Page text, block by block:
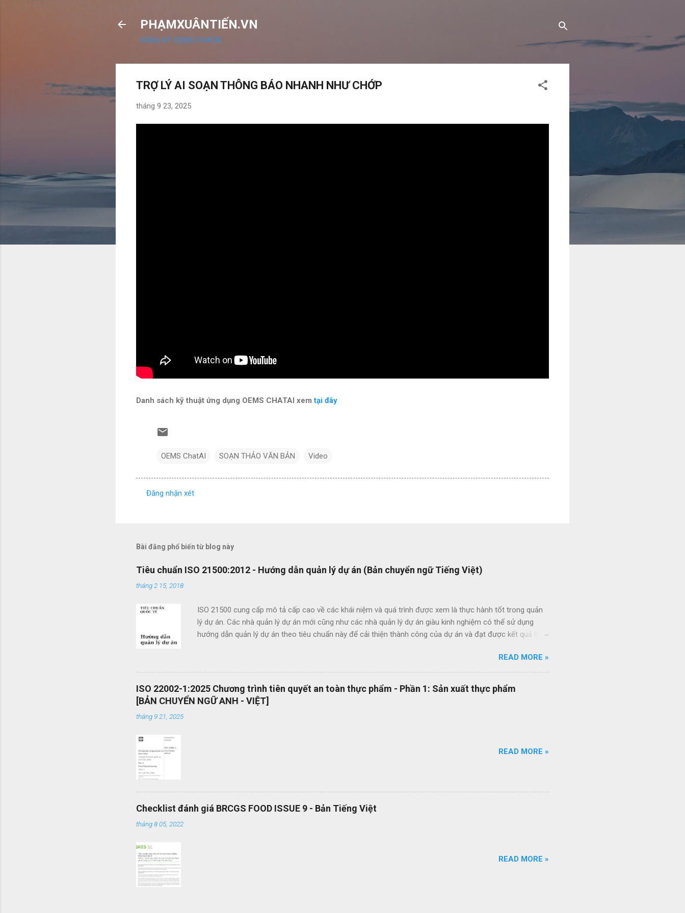
PHẠMXUÂNTIẾN.VN
ĐĂNG KÝ OEMS CHATAI
TRỢ LÝ AI SOẠN THÔNG BÁO NHANH NHƯ CHỚP
tháng 9 23, 2025
Danh sách kỹ thuật ứng dụng OEMS CHATAI xem tại đây
OEMS ChatAI SOẠN THẢO VĂN BẢN Video
n
é
t
Đăng nhận xét
Bài đăng phổ biến từ blog này
Tiêu chuẩn ISO 21500:2012 - Hướng dẫn quản lý dự án (Bản chuyển ngữ Tiếng Việt)
tháng 2 15, 2018
ISO 21500 cung cấp mô tả cấp cao về các khái niệm và quá trình được xem là thực hành tốt trong quản
lý dự án. Các nhà quản lý dự án mới cũng như các nhà quản lý dự án giàu kinh nghiệm có thể sử dụng
hướng dẫn quản lý dự án theo tiêu chuẩn này để cải thiện thành công của dự án và đạt được kết quả kinh
các tổ chức nhằm nâng cao chất lượng dự án Tạo thuận lợi cho quá trình đấu thầu hiệu quả thông qua
việc sử dụng thuật ngữ quản lý dự án một cách nhất quán Cho phép sự linh hoạt của nhân viên quản lý dự
án và khả năng làm việc trong các dự án quốc tế Cung cấp các nguyên tắc và quy trình quản lý dự án
mang tính phổ quát OEMS Chuyển đổi số quy trình thật đơn giản. Hiện tại bộ quy trình ISO của bạn đang
được vận hành dạng bản in? OEMS là một công cụ tuyệt vời giúp bạn chuyển đổi số bộ quy trình của
READ MORE »
ISO 22002-1:2025 Chương trình tiên quyết an toàn thực phẩm - Phần 1: Sản xuất thực phẩm
[BẢN CHUYỂN NGỮ ANH - VIỆT]
tháng 9 21, 2025
READ MORE »
Checklist đánh giá BRCGS FOOD ISSUE 9 - Bản Tiếng Việt
tháng 8 05, 2022
READ MORE »